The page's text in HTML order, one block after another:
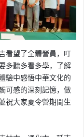
看望了全體營員，叮
多聽多看多學，了解
驗中感悟中華文化的
可感的深刻記憶，做
祝大家夏令營期間生